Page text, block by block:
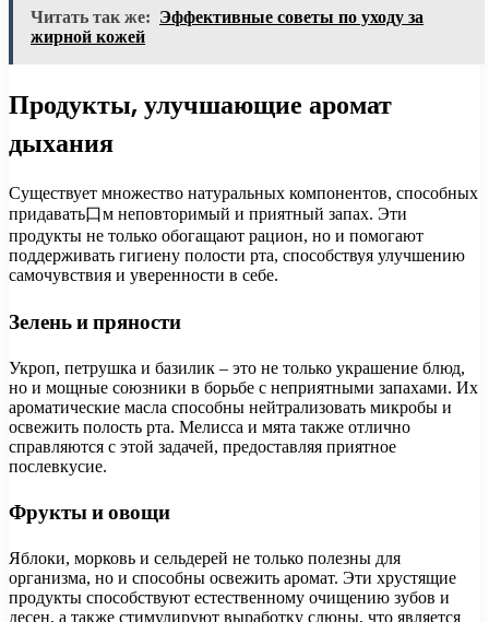
Читать так же: Эффективные советы по уходу за
жирной кожей
Продукты, улучшающие аромат
дыхания
Существует множество натуральных компонентов, способных
придавать口м неповторимый и приятный запах. Эти
продукты не только обогащают рацион, но и помогают
поддерживать гигиену полости рта, способствуя улучшению
самочувствия и уверенности в себе.
Зелень и пряности
Укроп, петрушка и базилик – это не только украшение блюд,
но и мощные союзники в борьбе с неприятными запахами. Их
ароматические масла способны нейтрализовать микробы и
освежить полость рта. Мелисса и мята также отлично
справляются с этой задачей, предоставляя приятное
послевкусие.
Фрукты и овощи
Яблоки, морковь и сельдерей не только полезны для
организма, но и способны освежить аромат. Эти хрустящие
продукты способствуют естественному очищению зубов и
десен, а также стимулируют выработку слюны, что является